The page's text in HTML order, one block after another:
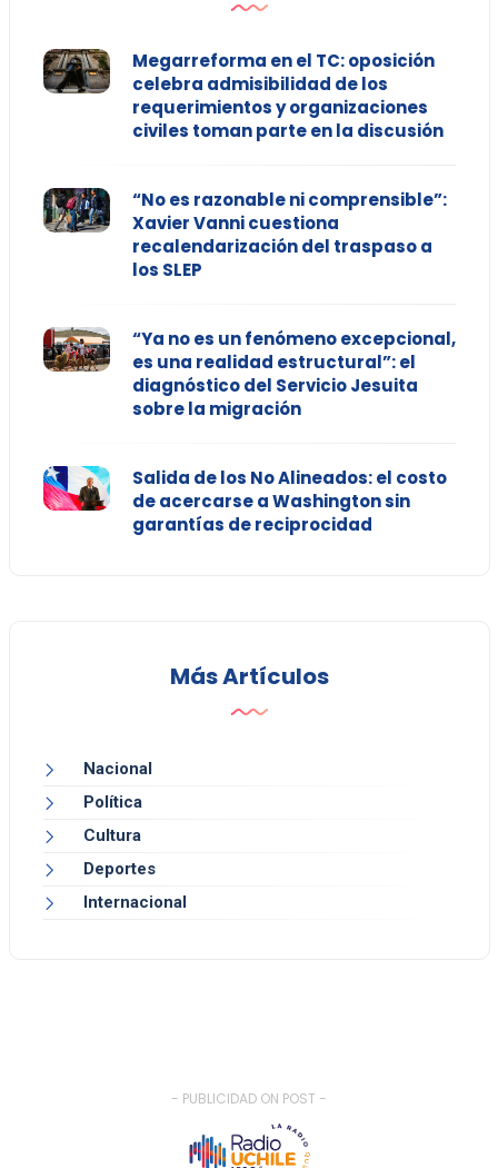
Megarreforma en el TC: oposición
celebra admisibilidad de los
requerimientos y organizaciones
civiles toman parte en la discusión
“No es razonable ni comprensible”:
Xavier Vanni cuestiona
recalendarización del traspaso a
los SLEP
“Ya no es un fenómeno excepcional,
es una realidad estructural”: el
diagnóstico del Servicio Jesuita
sobre la migración
Salida de los No Alineados: el costo
de acercarse a Washington sin
garantías de reciprocidad
Más Artículos
Nacional
Política
Cultura
Deportes
Internacional
- PUBLICIDAD ON POST -